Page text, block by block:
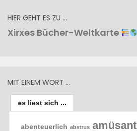
HIER GEHT ES ZU …
Xirxes Bücher-Weltkarte
MIT EINEM WORT …
es liest sich ...
abenteuerlich abstrus amüsant